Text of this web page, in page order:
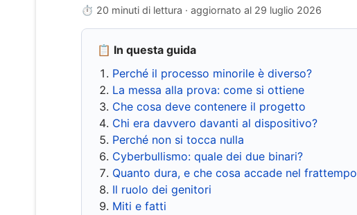
⏱ 20 minuti di lettura · aggiornato al 29 luglio 2026
📋 In questa guida
Perché il processo minorile è diverso?
La messa alla prova: come si ottiene
Che cosa deve contenere il progetto
Chi era davvero davanti al dispositivo?
Perché non si tocca nulla
Cyberbullismo: quale dei due binari?
Quanto dura, e che cosa accade nel frattempo
Il ruolo dei genitori
Miti e fatti